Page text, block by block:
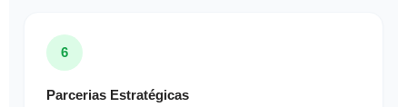
6
Parcerias Estratégicas